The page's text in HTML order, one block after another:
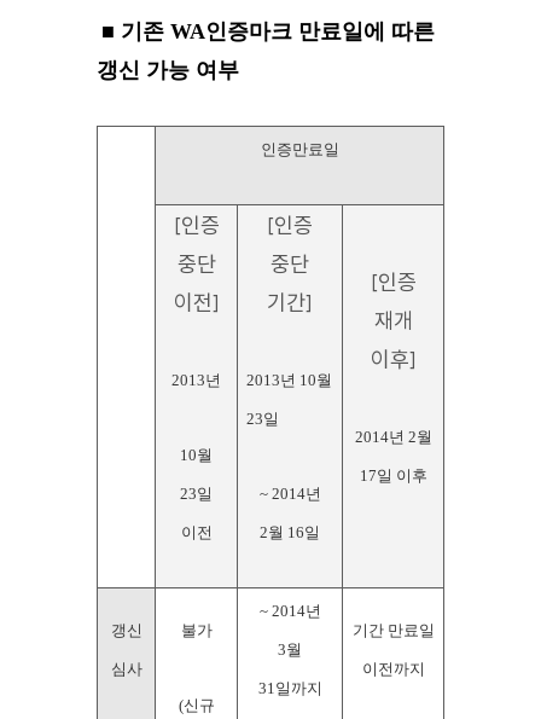
■ 기존 WA인증마크 만료일에 따른
갱신 가능 여부
인증만료일
[인증
중단
이전]
2013년
10월
23일
이전
[인증
중단
기간]
2013년 10월
23일
~ 2014년
2월 16일
[인증
재개
이후]
2014년 2월
17일 이후
갱신
심사
불가
(신규
~ 2014년
3월
31일까지
기간 만료일
이전까지